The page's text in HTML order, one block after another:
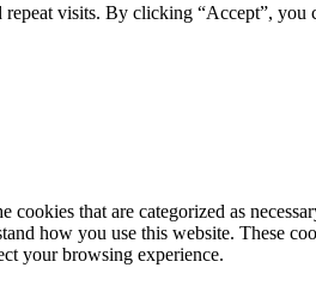
visits. By clicking “Accept”,
that are categorized as
how you use this website. These
your browsing experience.